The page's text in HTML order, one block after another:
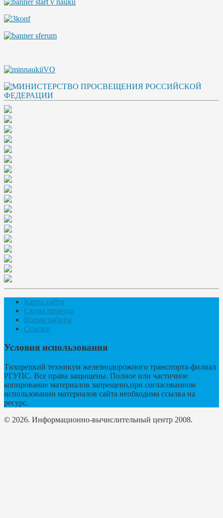
Карта сайта
Схема проезда
Время работы
Ссылки
Условия использования
Тихорецкий техникум железнодорожного транспорта-филиал
РГУПС. Все права защищены. Полное или частичное
копирование материалов запрещено,при согласованном
использовании материалов сайта необходима ссылка на
ресурс.
© 2026. Информационно-вычислительный центр 2008.